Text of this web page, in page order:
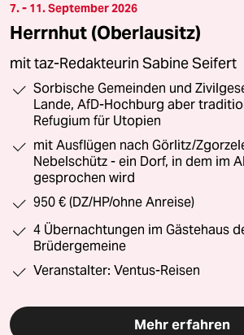
7. - 11. September 2026
Herrnhut (Oberlausitz)
mit taz-Redakteurin Sabine Seifert
Sorbische Gemeinden und
Lande, AfD-Hochburg aber
Refugium für Utopien
mit Ausflügen nach Görlitz/
Nebelschütz - ein Dorf, in dem im
gesprochen wird
950 € (DZ/HP/ohne Anreise)
4 Übernachtungen im Gästehaus
Brüdergemeine
Veranstalter: Ventus-Reisen
Mehr erfahren